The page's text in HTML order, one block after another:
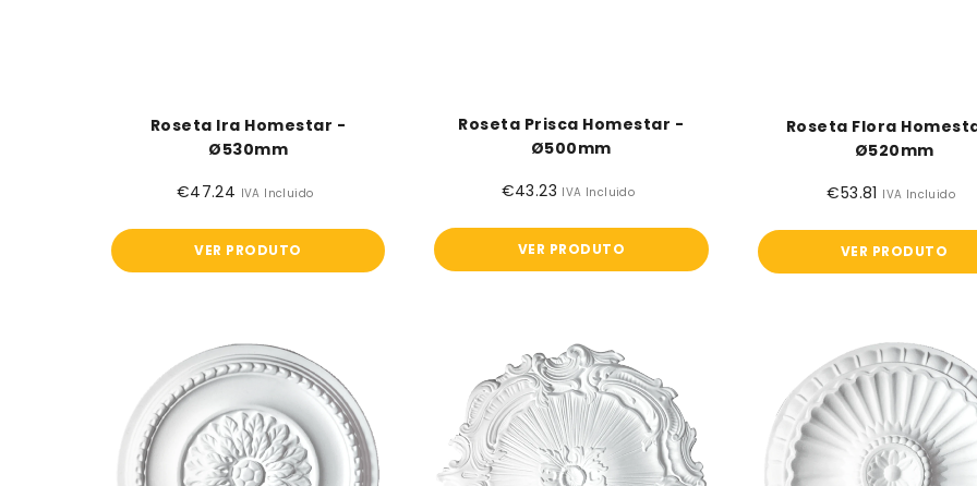
Roseta Ira Homestar -
Ø530mm
Preço
€47.24 IVA Incluido
VER PRODUTO
Roseta Prisca Homestar -
Ø500mm
Preço
€43.23 IVA Incluido
VER PRODUTO
Roseta Flora
Ø520mm
Preço
€53.81 IVA Incluido
VER PRODUTO
Rosa
Homestar
-
Ø370mm
Mira
Homestar
-
Ø370mm
Julia
Homestar
Ø280mm